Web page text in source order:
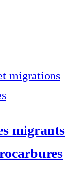
migrations
migrants